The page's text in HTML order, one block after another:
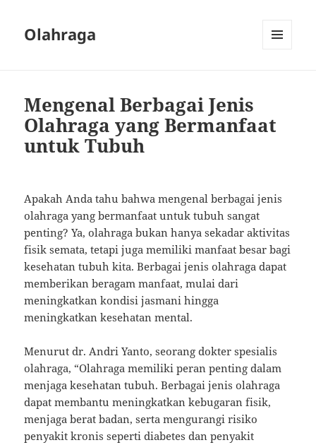
Olahraga
Mengenal Berbagai Jenis
Olahraga yang Bermanfaat
untuk Tubuh
Apakah Anda tahu bahwa mengenal berbagai jenis
olahraga yang bermanfaat untuk tubuh sangat
penting? Ya, olahraga bukan hanya sekadar aktivitas
fisik semata, tetapi juga memiliki manfaat besar bagi
kesehatan tubuh kita. Berbagai jenis olahraga dapat
memberikan beragam manfaat, mulai dari
meningkatkan kondisi jasmani hingga
meningkatkan kesehatan mental.
Menurut dr. Andri Yanto, seorang dokter spesialis
olahraga, “Olahraga memiliki peran penting dalam
menjaga kesehatan tubuh. Berbagai jenis olahraga
dapat membantu meningkatkan kebugaran fisik,
menjaga berat badan, serta mengurangi risiko
penyakit kronis seperti diabetes dan penyakit